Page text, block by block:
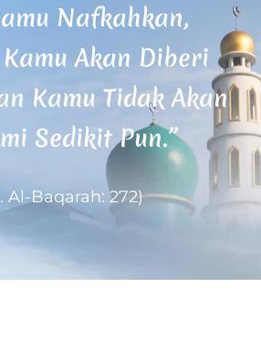
Nafkahkan,
Akan Diberi
Kamu Tidak Akan
Sedikit Pun.”
Al-Baqarah: 272)